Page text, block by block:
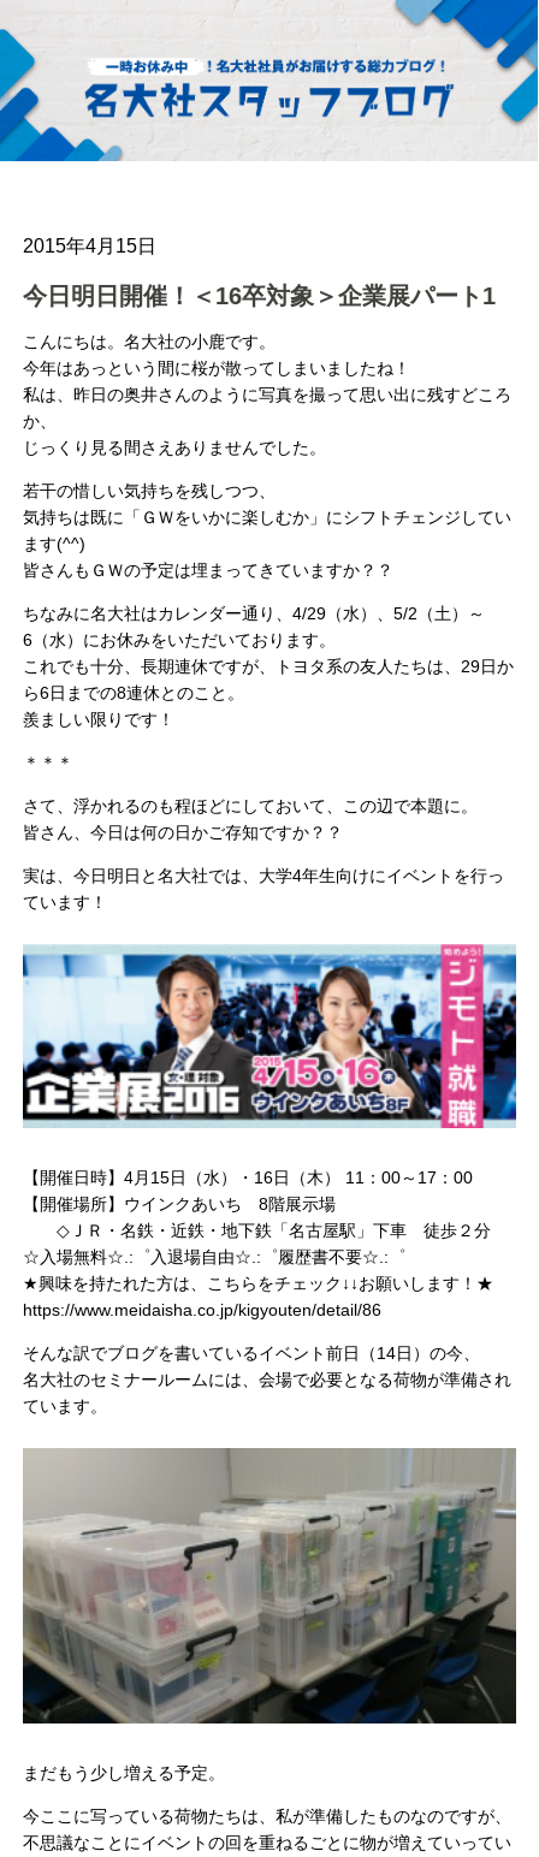
2015年4月15日
今日明日開催！＜16卒対象＞企業展パート1
こんにちは。名大社の小鹿です。
今年はあっという間に桜が散ってしまいましたね！
私は、昨日の奥井さんのように写真を撮って思い出に残すどころ
か、
じっくり見る間さえありませんでした。
若干の惜しい気持ちを残しつつ、
気持ちは既に「ＧＷをいかに楽しむか」にシフトチェンジしてい
ます(^^)
皆さんもＧＷの予定は埋まってきていますか？？
ちなみに名大社はカレンダー通り、4/29（水）、5/2（土）～
6（水）にお休みをいただいております。
これでも十分、長期連休ですが、トヨタ系の友人たちは、29日か
ら6日までの8連休とのこと。
羨ましい限りです！
＊＊＊
さて、浮かれるのも程ほどにしておいて、この辺で本題に。
皆さん、今日は何の日かご存知ですか？？
実は、今日明日と名大社では、大学4年生向けにイベントを行っ
ています！
【開催日時】4月15日（水）・16日（木） 11：00～17：00
【開催場所】ウインクあいち 8階展示場
◇ＪＲ・名鉄・近鉄・地下鉄「名古屋駅」下車 徒歩２分
☆入場無料☆.:゜入退場自由☆.:゜履歴書不要☆.:゜
★興味を持たれた方は、こちらをチェック↓↓お願いします！★
https://www.meidaisha.co.jp/kigyouten/detail/86
そんな訳でブログを書いているイベント前日（14日）の今、
名大社のセミナールームには、会場で必要となる荷物が準備され
ています。
まだもう少し増える予定。
今ここに写っている荷物たちは、私が準備したものなのですが、
不思議なことにイベントの回を重ねるごとに物が増えていってい